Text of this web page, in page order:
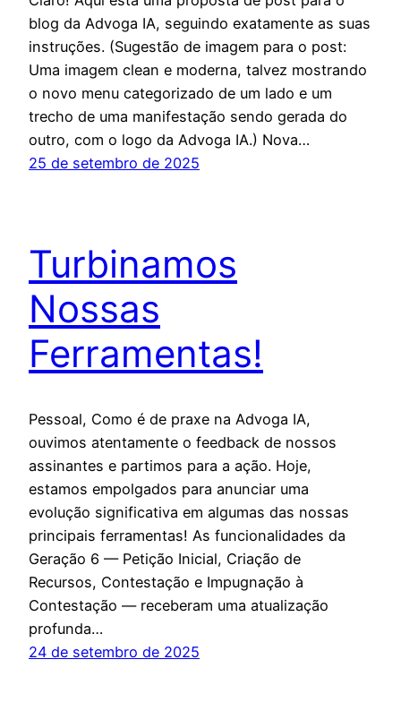
blog da Advoga IA, seguindo exatamente as suas
instruções. (Sugestão de imagem para o post:
Uma imagem clean e moderna, talvez mostrando
o novo menu categorizado de um lado e um
trecho de uma manifestação sendo gerada do
outro, com o logo da Advoga IA.) Nova…
25 de setembro de 2025
Turbinamos
Nossas
Ferramentas!
Pessoal, Como é de praxe na Advoga IA,
ouvimos atentamente o feedback de nossos
assinantes e partimos para a ação. Hoje,
estamos empolgados para anunciar uma
evolução significativa em algumas das nossas
principais ferramentas! As funcionalidades da
Geração 6 — Petição Inicial, Criação de
Recursos, Contestação e Impugnação à
Contestação — receberam uma atualização
profunda…
24 de setembro de 2025